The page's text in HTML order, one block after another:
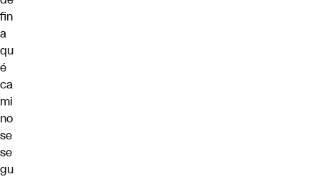
fin
a
qu
é
ca
mi
no
se
se
gu